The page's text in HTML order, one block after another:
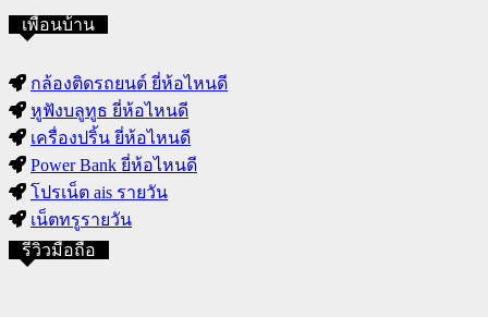
เพื่อนบ้าน
กล้องติดรถยนต์ ยี่ห้อไหนดี
หูฟังบลูทูธ ยี่ห้อไหนดี
เครื่องปริ้น ยี่ห้อไหนดี
Power Bank ยี่ห้อไหนดี
โปรเน็ต ais รายวัน
เน็ตทรูรายวัน
รีวิวมือถือ